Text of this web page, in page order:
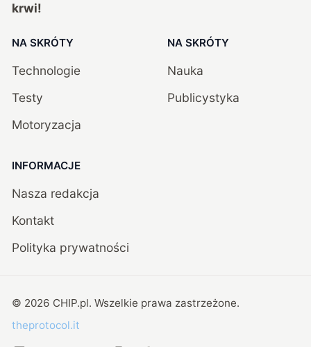
krwi!
NA SKRÓTY
Technologie
Testy
Motoryzacja
NA SKRÓTY
Nauka
Publicystyka
INFORMACJE
Nasza redakcja
Kontakt
Polityka prywatności
© 2026 CHIP.pl. Wszelkie prawa zastrzeżone.
theprotocol.it